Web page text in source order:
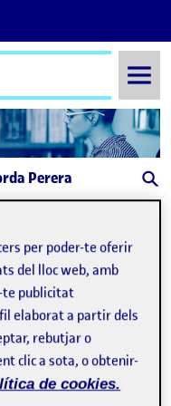
Perera
am
Logotip tipogràfic
per poder-te oferir
del lloc web, amb
publicitat
elaborat a partir dels
rebutjar o
clic a sota, o obtenir-
de cookies.